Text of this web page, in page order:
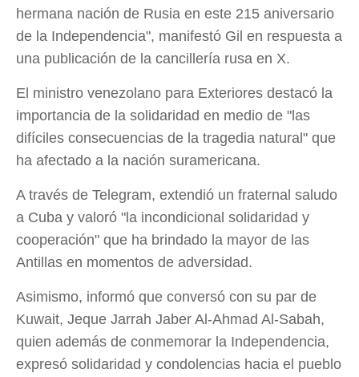
hermana nación de Rusia en este 215 aniversario
de la Independencia", manifestó Gil en respuesta a
una publicación de la cancillería rusa en X.
El ministro venezolano para Exteriores destacó la
importancia de la solidaridad en medio de "las
difíciles consecuencias de la tragedia natural" que
ha afectado a la nación suramericana.
A través de Telegram, extendió un fraternal saludo
a Cuba y valoró "la incondicional solidaridad y
cooperación" que ha brindado la mayor de las
Antillas en momentos de adversidad.
Asimismo, informó que conversó con su par de
Kuwait, Jeque Jarrah Jaber Al-Ahmad Al-Sabah,
quien además de conmemorar la Independencia,
expresó solidaridad y condolencias hacia el pueblo